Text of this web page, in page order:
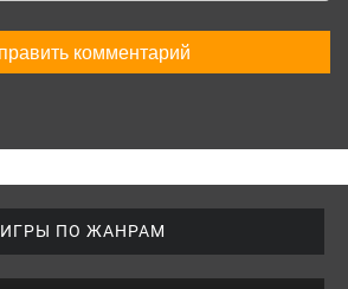
ИГРЫ ПО ЖАНРАМ